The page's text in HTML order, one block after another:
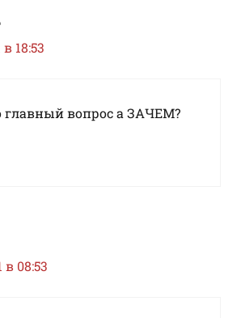
в 18:53
главный вопрос а ЗАЧЕМ?
в 08:53